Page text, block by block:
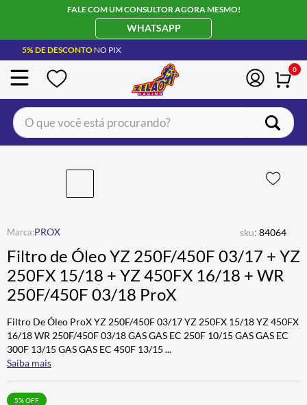
FALE COM UM CONSULTOR AGORA MESMO!
WHATSAPP
5% DE DESCONTO NO PIX
0
O que você está procurando?
PROX sku: 84064
Filtro de Óleo YZ 250F/450F 03/17 + YZ
250FX 15/18 + YZ 450FX 16/18 + WR
250F/450F 03/18 ProX
Filtro De Óleo ProX YZ 250F/450F 03/17 YZ 250FX 15/18 YZ 450FX
16/18 WR 250F/450F 03/18 GAS GAS EC 250F 10/15 GAS GAS EC
300F 13/15 GAS GAS EC 450F 13/15 ...
Saiba mais
5% OFF
CAPACETE LS2
BOTA
ÓCULOS SOLAR
5º LUVA
6º BAU
7 º CALÇA
8 º ALPINESTAR
9º AIROH
10º